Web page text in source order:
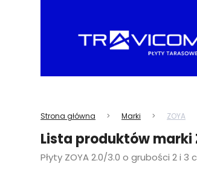
Strona główna Marki ZOYA
Lista produktów marki
Płyty ZOYA 2.0/3.0 o grubości 2 i